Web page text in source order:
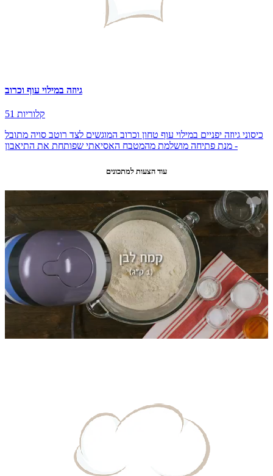
גיוזה במילוי עוף וכרוב
51 קלוריות
כיסוני גיוזה יפניים במילוי עוף טחון וכרוב המוגשים לצד רוטב סויה מתובל
- מנת פתיחה מושלמת מהמטבח האסיאתי שפותחת את התיאבון
עוד הצעות למתכונים